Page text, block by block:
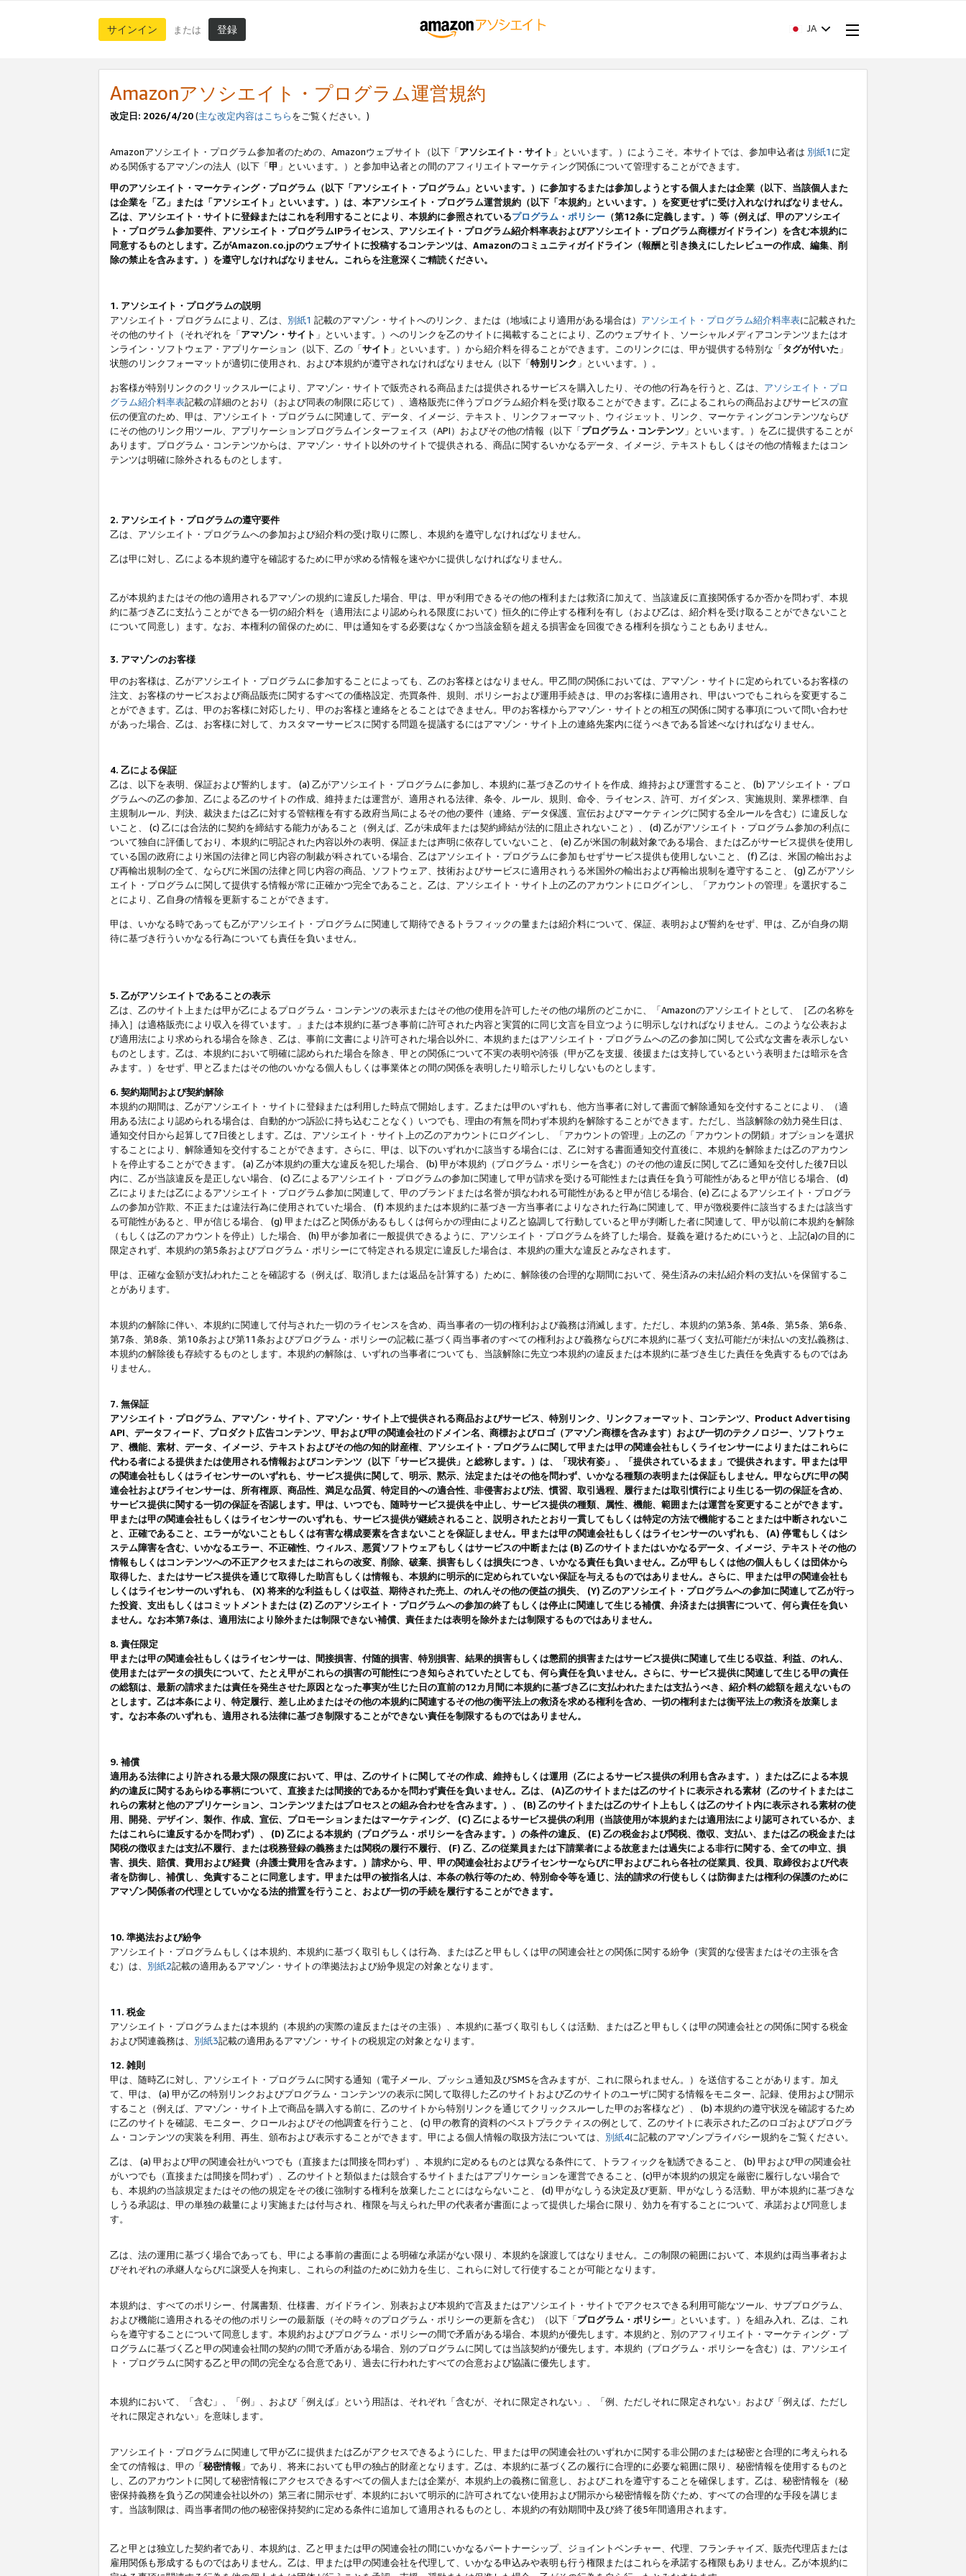
サインイン または 登録 JA
Amazonアソシエイト・プログラム運営規約
改定日: 2026/4/20(主な改定内容はこちらをご覧ください。)
Amazonアソシエイト・プログラム参加者のための、Amazonウェブサイト（以下「アソシエイト・サイト 」といいます。）にようこそ。本サイトでは、参加申込者は 別紙1 に定
める関係するアマゾンの法人（以下「甲 」といいます。）と参加申込者との間のアフィリエイトマーケティング関係について管理することができます。
甲のアソシエイト・マーケティング・プログラム（以下「アソシエイト・プログラム」といいます。）に参加するまたは参加しようとする個人または企業（以下、当該個人また
は企業を「乙」または「アソシエイト」といいます。）は、本アソシエイト・プログラム運営規約（以下「本規約」といいます。）を変更せずに受け入れなければなりません。
乙は、アソシエイト・サイトに登録またはこれを利用することにより、本規約に参照されているプログラム・ポリシー （第12条に定義します。）等（例えば、甲のアソシエイ
ト・プログラム参加要件、アソシエイト・プログラムIPライセンス、アソシエイト・プログラム紹介料率表およびアソシエイト・プログラム商標ガイドライン）を含む本規約に
同意するものとします。乙がAmazon.co.jpのウェブサイトに投稿するコンテンツは、Amazonのコミュニティガイドライン（報酬と引き換えにしたレビューの作成、編集、削
除の禁止を含みます。）を遵守しなければなりません。これらを注意深くご精読ください。
1. アソシエイト・プログラムの説明
アソシエイト・プログラムにより、乙は、 別紙1 記載のアマゾン・サイトへのリンク、または（地域により適用がある場合は） アソシエイト・プログラム紹介料率表に記載された
その他のサイト（それぞれを「アマゾン・サイト 」といいます。）へのリンクを乙のサイトに掲載することにより、乙のウェブサイト、ソーシャルメディアコンテンツまたはオ
ンライン・ソフトウェア・アプリケーション（以下、乙の「サイト 」といいます。）から紹介料を得ることができます。このリンクには、甲が提供する特別な「タグが付いた 」
状態のリンクフォーマットが適切に使用され、および本規約が遵守されなければなりません（以下「特別リンク 」といいます。）。
お客様が特別リンクのクリックスルーにより、アマゾン・サイトで販売される商品または提供されるサービスを購入したり、その他の行為を行うと、乙は、 アソシエイト・プロ
グラム紹介料率表記載の詳細のとおり（および同表の制限に応じて）、適格販売に伴うプログラム紹介料を受け取ることができます。乙によるこれらの商品およびサービスの宣
伝の便宜のため、甲は、アソシエイト・プログラムに関連して、データ、イメージ、テキスト、リンクフォーマット、ウィジェット、リンク、マーケティングコンテンツならび
にその他のリンク用ツール、アプリケーションプログラムインターフェイス（API）およびその他の情報（以下「プログラム・コンテンツ 」といいます。）を乙に提供することが
あります。プログラム・コンテンツからは、アマゾン・サイト以外のサイトで提供される、商品に関するいかなるデータ、イメージ、テキストもしくはその他の情報またはコン
テンツは明確に除外されるものとします。
2. アソシエイト・プログラムの遵守要件
乙は、アソシエイト・プログラムへの参加および紹介料の受け取りに際し、本規約を遵守しなければなりません。
乙は甲に対し、乙による本規約遵守を確認するために甲が求める情報を速やかに提供しなければなりません。
乙が本規約またはその他の適用されるアマゾンの規約に違反した場合、甲は、甲が利用できるその他の権利または救済に加えて、当該違反に直接関係するか否かを問わず、本規
約に基づき乙に支払うことができる一切の紹介料を（適用法により認められる限度において）恒久的に停止する権利を有し（および乙は、紹介料を受け取ることができないこと
について同意し）ます。なお、本権利の留保のために、甲は通知をする必要はなくかつ当該金額を超える損害金を回復できる権利を損なうこともありません。
3. アマゾンのお客様
甲のお客様は、乙がアソシエイト・プログラムに参加することによっても、乙のお客様とはなりません。甲乙間の関係においては、アマゾン・サイトに定められているお客様の
注文、お客様のサービスおよび商品販売に関するすべての価格設定、売買条件、規則、ポリシーおよび運用手続きは、甲のお客様に適用され、甲はいつでもこれらを変更するこ
とができます。乙は、甲のお客様に対応したり、甲のお客様と連絡をとることはできません。甲のお客様からアマゾン・サイトとの相互の関係に関する事項について問い合わせ
があった場合、乙は、お客様に対して、カスタマーサービスに関する問題を提議するにはアマゾン・サイト上の連絡先案内に従うべきである旨述べなければなりません。
4. 乙による保証
乙は、以下を表明、保証および誓約します。 (a) 乙がアソシエイト・プログラムに参加し、本規約に基づき乙のサイトを作成、維持および運営すること、 (b) アソシエイト・プロ
グラムへの乙の参加、乙による乙のサイトの作成、維持または運営が、適用される法律、条令、ルール、規則、命令、ライセンス、許可、ガイダンス、実施規則、業界標準、自
主規制ルール、判決、裁決または乙に対する管轄権を有する政府当局によるその他の要件（連絡、データ保護、宣伝およびマーケティングに関する全ルールを含む）に違反しな
いこと、 (c) 乙には合法的に契約を締結する能力があること（例えば、乙が未成年または契約締結が法的に阻止されないこと）、 (d) 乙がアソシエイト・プログラム参加の利点に
ついて独自に評価しており、本規約に明記された内容以外の表明、保証または声明に依存していないこと、 (e) 乙が米国の制裁対象である場合、または乙がサービス提供を使用し
ている国の政府により米国の法律と同じ内容の制裁が科されている場合、乙はアソシエイト・プログラムに参加もせずサービス提供も使用しないこと、 (f) 乙は、米国の輸出およ
び再輸出規制の全て、ならびに米国の法律と同じ内容の商品、ソフトウェア、技術およびサービスに適用されうる米国外の輸出および再輸出規制を遵守すること、 (g) 乙がアソシ
エイト・プログラムに関して提供する情報が常に正確かつ完全であること。乙は、アソシエイト・サイト上の乙のアカウントにログインし、「アカウントの管理」を選択するこ
とにより、乙自身の情報を更新することができます。
甲は、いかなる時であっても乙がアソシエイト・プログラムに関連して期待できるトラフィックの量または紹介料について、保証、表明および誓約をせず、甲は、乙が自身の期
待に基づき行ういかなる行為についても責任を負いません。
5. 乙がアソシエイトであることの表示
乙は、乙のサイト上または甲が乙によるプログラム・コンテンツの表示またはその他の使用を許可したその他の場所のどこかに、「Amazonのアソシエイトとして、［乙の名称を
挿入］は適格販売により収入を得ています。」または本規約に基づき事前に許可された内容と実質的に同じ文言を目立つように明示しなければなりません。このような公表およ
び適用法により求められる場合を除き、乙は、事前に文書により許可された場合以外に、本規約またはアソシエイト・プログラムへの乙の参加に関して公式な文書を表示しない
ものとします。乙は、本規約において明確に認められた場合を除き、甲との関係について不実の表明や誇張（甲が乙を支援、後援または支持しているという表明または暗示を含
みます。）をせず、甲と乙またはその他のいかなる個人もしくは事業体との間の関係を表明したり暗示したりしないものとします。
6. 契約期間および契約解除
本規約の期間は、乙がアソシエイト・サイトに登録または利用した時点で開始します。乙または甲のいずれも、他方当事者に対して書面で解除通知を交付することにより、（適
用ある法により認められる場合は、自動的かつ訴訟に持ち込むことなく）いつでも、理由の有無を問わず本規約を解除することができます。ただし、当該解除の効力発生日は、
通知交付日から起算して7日後とします。乙は、アソシエイト・サイト上の乙のアカウントにログインし、「アカウントの管理」上の乙の「アカウントの閉鎖」オプションを選択
することにより、解除通知を交付することができます。さらに、甲は、以下のいずれかに該当する場合には、乙に対する書面通知交付直後に、本規約を解除または乙のアカウン
トを停止することができます。 (a) 乙が本規約の重大な違反を犯した場合、 (b) 甲が本規約（プログラム・ポリシーを含む）のその他の違反に関して乙に通知を交付した後7日以
内に、乙が当該違反を是正しない場合、 (c) 乙によるアソシエイト・プログラムの参加に関連して甲が請求を受ける可能性または責任を負う可能性があると甲が信じる場合、 (d)
乙によりまたは乙によるアソシエイト・プログラム参加に関連して、甲のブランドまたは名誉が損なわれる可能性があると甲が信じる場合、(e) 乙によるアソシエイト・プログラ
ムの参加が詐欺、不正または違法行為に使用されていた場合、 (f) 本規約または本規約に基づき一方当事者によりなされた行為に関連して、甲が徴税要件に該当するまたは該当す
る可能性があると、甲が信じる場合、 (g) 甲または乙と関係があるもしくは何らかの理由により乙と協調して行動していると甲が判断した者に関連して、甲が以前に本規約を解除
（もしくは乙のアカウントを停止）した場合、 (h) 甲が参加者に一般提供できるように、アソシエイト・プログラムを終了した場合。疑義を避けるためにいうと、上記(a)の目的に
限定されず、本規約の第5条およびプログラム・ポリシーにて特定される規定に違反した場合は、本規約の重大な違反とみなされます。
甲は、正確な金額が支払われたことを確認する（例えば、取消しまたは返品を計算する）ために、解除後の合理的な期間において、発生済みの未払紹介料の支払いを保留するこ
とがあります。
本規約の解除に伴い、本規約に関連して付与された一切のライセンスを含め、両当事者の一切の権利および義務は消滅します。ただし、本規約の第3条、第4条、第5条、第6条、
第7条、第8条、第10条および第11条およびプログラム・ポリシーの記載に基づく両当事者のすべての権利および義務ならびに本規約に基づく支払可能だが未払いの支払義務は、
本規約の解除後も存続するものとします。本規約の解除は、いずれの当事者についても、当該解除に先立つ本規約の違反または本規約に基づき生じた責任を免責するものではあ
りません。
7. 無保証
アソシエイト・プログラム、アマゾン・サイト、アマゾン・サイト上で提供される商品およびサービス、特別リンク、リンクフォーマット、コンテンツ、Product Advertising
API、データフィード、プロダクト広告コンテンツ、甲および甲の関連会社のドメイン名、商標およびロゴ（アマゾン商標を含みます）および一切のテクノロジー、ソフトウェ
ア、機能、素材、データ、イメージ、テキストおよびその他の知的財産権、アソシエイト・プログラムに関して甲または甲の関連会社もしくライセンサーによりまたはこれらに
代わる者による提供または使用される情報およびコンテンツ（以下「サービス提供」と総称します。）は、「現状有姿」、「提供されているまま」で提供されます。甲または甲
の関連会社もしくはライセンサーのいずれも、サービス提供に関して、明示、黙示、法定またはその他を問わず、いかなる種類の表明または保証もしません。甲ならびに甲の関
連会社およびライセンサーは、所有権原、商品性、満足な品質、特定目的への適合性、非侵害および法、慣習、取引過程、履行または取引慣行により生じる一切の保証を含め、
サービス提供に関する一切の保証を否認します。甲は、いつでも、随時サービス提供を中止し、サービス提供の種類、属性、機能、範囲または運営を変更することができます。
甲または甲の関連会社もしくはライセンサーのいずれも、サービス提供が継続されること、説明されたとおり一貫してもしくは特定の方法で機能することまたは中断されないこ
と、正確であること、エラーがないこともしくは有害な構成要素を含まないことを保証しません。甲または甲の関連会社もしくはライセンサーのいずれも、 (A) 停電もしくはシ
ステム障害を含む、いかなるエラー、不正確性、ウィルス、悪質ソフトウェアもしくはサービスの中断または (B) 乙のサイトまたはいかなるデータ、イメージ、テキストその他の
情報もしくはコンテンツへの不正アクセスまたはこれらの改変、削除、破棄、損害もしくは損失につき、いかなる責任も負いません。乙が甲もしくは他の個人もしくは団体から
取得した、またはサービス提供を通じて取得した助言もしくは情報も、本規約に明示的に定められていない保証を与えるものではありません。さらに、甲または甲の関連会社も
しくはライセンサーのいずれも、 (X) 将来的な利益もしくは収益、期待された売上、のれんその他の便益の損失、 (Y) 乙のアソシエイト・プログラムへの参加に関連して乙が行っ
た投資、支出もしくはコミットメントまたは (Z) 乙のアソシエイト・プログラムへの参加の終了もしくは停止に関連して生じる補償、弁済または損害について、何ら責任を負い
ません。なお本第7条は、適用法により除外または制限できない補償、責任または表明を除外または制限するものではありません。
8. 責任限定
甲または甲の関連会社もしくはライセンサーは、間接損害、付随的損害、特別損害、結果的損害もしくは懲罰的損害またはサービス提供に関連して生じる収益、利益、のれん、
使用またはデータの損失について、たとえ甲がこれらの損害の可能性につき知らされていたとしても、何ら責任を負いません。さらに、サービス提供に関連して生じる甲の責任
の総額は、最新の請求または責任を発生させた原因となった事実が生じた日の直前の12カ月間に本規約に基づき乙に支払われたまたは支払うべき、紹介料の総額を超えないもの
とします。乙は本条により、特定履行、差し止めまたはその他の本規約に関連するその他の衡平法上の救済を求める権利を含め、一切の権利または衡平法上の救済を放棄しま
す。なお本条のいずれも、適用される法律に基づき制限することができない責任を制限するものではありません。
9. 補償
適用ある法律により許される最大限の限度において、甲は、乙のサイトに関してその作成、維持もしくは運用（乙によるサービス提供の利用も含みます。）または乙による本規
約の違反に関するあらゆる事柄について、直接または間接的であるかを問わず責任を負いません。乙は、 (A)乙のサイトまたは乙のサイトに表示される素材（乙のサイトまたはこ
れらの素材と他のアプリケーション、コンテンツまたはプロセスとの組み合わせを含みます。）、 (B) 乙のサイトまたは乙のサイト上もしくは乙のサイト内に表示される素材の使
用、開発、デザイン、製作、作成、宣伝、プロモーションまたはマーケティング、 (C) 乙によるサービス提供の利用（当該使用が本規約または適用法により認可されているか、ま
たはこれらに違反するかを問わず）、 (D) 乙による本規約（プログラム・ポリシーを含みます。）の条件の違反、 (E) 乙の税金および関税、徴収、支払い、または乙の税金または
関税の徴収または支払不履行、または税務登録の義務または関税の履行不履行、 (F) 乙、乙の従業員または下請業者による故意または過失による非行に関する、全ての申立、損
害、損失、賠償、費用および経費（弁護士費用を含みます。）請求から、甲、甲の関連会社およびライセンサーならびに甲およびこれら各社の従業員、役員、取締役および代表
者を防御し、補償し、免責することに同意します。甲または甲の被指名人は、本条の執行等のため、特別命令等を通じ、法的請求の行使もしくは防御または権利の保護のために
アマゾン関係者の代理としていかなる法的措置を行うこと、および一切の手続を履行することができます。
10. 準拠法および紛争
アソシエイト・プログラムもしくは本規約、本規約に基づく取引もしくは行為、または乙と甲もしくは甲の関連会社との関係に関する紛争（実質的な侵害またはその主張を含
む）は、 別紙2記載の適用あるアマゾン・サイトの準拠法および紛争規定の対象となります。
11. 税金
アソシエイト・プログラムまたは本規約（本規約の実際の違反またはその主張）、本規約に基づく取引もしくは活動、または乙と甲もしくは甲の関連会社との関係に関する税金
および関連義務は、 別紙3記載の適用あるアマゾン・サイトの税規定の対象となります。
12. 雑則
甲は、随時乙に対し、アソシエイト・プログラムに関する通知（電子メール、プッシュ通知及びSMSを含みますが、これに限られません。）を送信することがあります。加え
て、甲は、 (a) 甲が乙の特別リンクおよびプログラム・コンテンツの表示に関して取得した乙のサイトおよび乙のサイトのユーザに関する情報をモニター、記録、使用および開示
すること（例えば、アマゾン・サイト上で商品を購入する前に、乙のサイトから特別リンクを通じてクリックスルーした甲のお客様など）、 (b) 本規約の遵守状況を確認するため
に乙のサイトを確認、モニター、クロールおよびその他調査を行うこと、 (c) 甲の教育的資料のベストプラクティスの例として、乙のサイトに表示された乙のロゴおよびプログラ
ム・コンテンツの実装を利用、再生、頒布および表示することができます。甲による個人情報の取扱方法については、 別紙4に記載のアマゾンプライバシー規約をご覧ください。
乙は、 (a) 甲および甲の関連会社がいつでも（直接または間接を問わず）、本規約に定めるものとは異なる条件にて、トラフィックを勧誘できること、 (b) 甲および甲の関連会社
がいつでも（直接または間接を問わず）、乙のサイトと類似または競合するサイトまたはアプリケーションを運営できること、(c)甲が本規約の規定を厳密に履行しない場合で
も、本規約の当該規定またはその他の規定をその後に強制する権利を放棄したことにはならないこと、 (d) 甲がなしうる決定及び更新、甲がなしうる活動、甲が本規約に基づきな
しうる承認は、甲の単独の裁量により実施または付与され、権限を与えられた甲の代表者が書面によって提供した場合に限り、効力を有することについて、承諾および同意しま
す。
乙は、法の運用に基づく場合であっても、甲による事前の書面による明確な承諾がない限り、本規約を譲渡してはなりません。この制限の範囲において、本規約は両当事者およ
びそれぞれの承継人ならびに譲受人を拘束し、これらの利益のために効力を生じ、これらに対して行使することが可能となります。
本規約は、すべてのポリシー、付属書類、仕様書、ガイドライン、別表および本規約で言及またはアソシエイト・サイトでアクセスできる利用可能なツール、サブプログラム、
および機能に適用されるその他のポリシーの最新版（その時々のプログラム・ポリシーの更新を含む）（以下「プログラム・ポリシー 」といいます。）を組み入れ、乙は、これ
らを遵守することについて同意します。本規約およびプログラム・ポリシーの間で矛盾がある場合、本規約が優先します。本規約と、別のアフィリエイト・マーケティング・プ
ログラムに基づく乙と甲の関連会社間の契約の間で矛盾がある場合、別のプログラムに関しては当該契約が優先します。本規約（プログラム・ポリシーを含む）は、アソシエイ
ト・プログラムに関する乙と甲の間の完全なる合意であり、過去に行われたすべての合意および協議に優先します。
本規約において、「含む」、「例」、および「例えば」という用語は、それぞれ「含むが、それに限定されない」、「例、ただしそれに限定されない」および「例えば、ただし
それに限定されない」を意味します。
アソシエイト・プログラムに関連して甲が乙に提供または乙がアクセスできるようにした、甲または甲の関連会社のいずれかに関する非公開のまたは秘密と合理的に考えられる
全ての情報は、甲の「秘密情報 」であり、将来においても甲の独占的財産となります。乙は、本規約に基づく乙の履行に合理的に必要な範囲に限り、秘密情報を使用するものと
し、乙のアカウントに関して秘密情報にアクセスできるすべての個人または企業が、本規約上の義務に留意し、およびこれを遵守することを確保します。乙は、秘密情報を（秘
密保持義務を負う乙の関連会社以外の）第三者に開示せず、本規約において明示的に許可されてない使用および開示から秘密情報を防ぐため、すべての合理的な手段を講じま
す。当該制限は、両当事者間の他の秘密保持契約に定める条件に追加して適用されるものとし、本規約の有効期間中及び終了後5年間適用されます。
乙と甲とは独立した契約者であり、本規約は、乙と甲または甲の関連会社の間にいかなるパートナーシップ、ジョイントベンチャー、代理、フランチャイズ、販売代理店または
雇用関係も形成するものではありません。乙は、甲または甲の関連会社を代理して、いかなる申込みや表明も行う権限またはこれらを承諾する権限もありません。乙が本規約に